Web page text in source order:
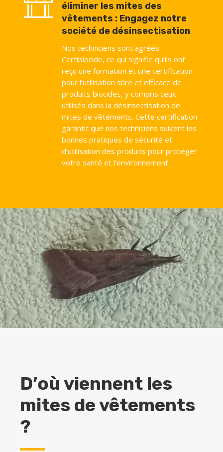
éliminer les mites des
vêtements : Engagez notre
société de désinsectisation
Nos techniciens sont agréés
Certibiocide, ce qui signifie qu’ils ont
reçu une formation et une certification
pour l’utilisation sûre et efficace de
produits biocides, y compris ceux
utilisés dans la désinsectisation de
mites de vêtements. Cette certification
garantit que nos techniciens suivent les
bonnes pratiques de sécurité et
d’utilisation des produits pour protéger
votre santé et l’environnement.
D’où viennent les
mites de vêtements
?